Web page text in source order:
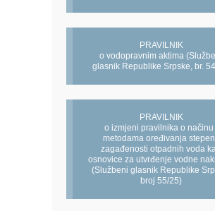
PRAVILNIK
o vodopravnim aktima
glasnik Republike Srpske, br.
PRAVILNIK
o izmjeni pravilnika o načinu
metodama oređivanja
zagađenosti otpadnih voda
osnovice za utvrđenje vodne
(Službeni glasnik Republike
broj 55/25)